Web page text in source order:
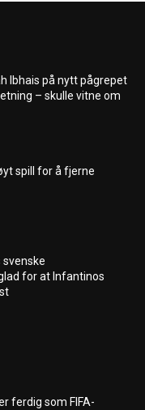
Ibhais på nytt pågrepet
– skulle vitne om
spill for å fjerne
svenske
for at Infantinos
ferdig som FIFA-